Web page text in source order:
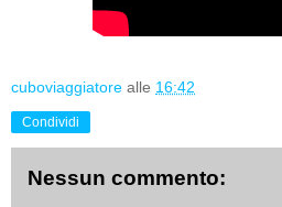
cuboviaggiatore alle 16:42
Condividi
Nessun commento: